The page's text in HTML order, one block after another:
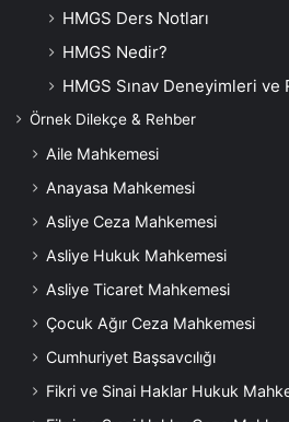
HMGS Ders Notları
HMGS Nedir?
HMGS Sınav Deneyimleri ve
Örnek Dilekçe & Rehber
Aile Mahkemesi
Anayasa Mahkemesi
Asliye Ceza Mahkemesi
Asliye Hukuk Mahkemesi
Asliye Ticaret Mahkemesi
Çocuk Ağır Ceza Mahkemesi
Cumhuriyet Başsavcılığı
Fikri ve Sinai Haklar Hukuk